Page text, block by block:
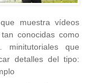
muestra vídeos
conocidas como
minitutoriales que
detalles del tipo: